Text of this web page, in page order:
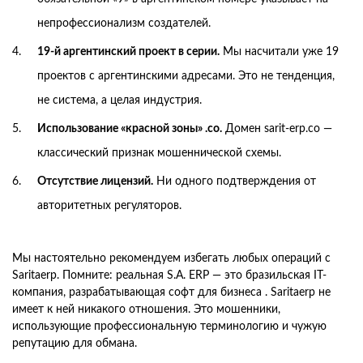
непрофессионализм создателей.
19-й аргентинский проект в серии. Мы насчитали уже 19
проектов с аргентинскими адресами. Это не тенденция,
не система, а целая индустрия.
Использование «красной зоны» .co. Домен sarit-erp.co —
классический признак мошеннической схемы.
Отсутствие лицензий. Ни одного подтверждения от
авторитетных регуляторов.
Мы настоятельно рекомендуем избегать любых операций с
Saritaerp. Помните: реальная S.A. ERP — это бразильская IT-
компания, разрабатывающая софт для бизнеса . Saritaerp не
имеет к ней никакого отношения. Это мошенники,
использующие профессиональную терминологию и чужую
репутацию для обмана.